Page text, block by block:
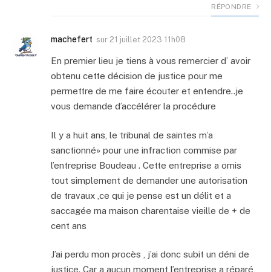
RÉPONDRE
machefert sur 21 juillet 2023 11h08
En premier lieu je tiens à vous remercier d’ avoir
obtenu cette décision de justice pour me
permettre de me faire écouter et entendre..je
vous demande d’accélérer la procédure
Il y a huit ans, le tribunal de saintes m’a
sanctionné» pour une infraction commise par
l’entreprise Boudeau . Cette entreprise a omis
tout simplement de demander une autorisation
de travaux ,ce qui je pense est un délit et a
saccagée ma maison charentaise vieille de + de
cent ans
J’ai perdu mon procès , j’ai donc subit un déni de
justice. Car a aucun moment l’entreprise a réparé